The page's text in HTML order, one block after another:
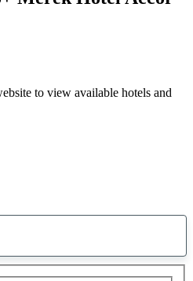
to view available hotels and
saran
ditemukan